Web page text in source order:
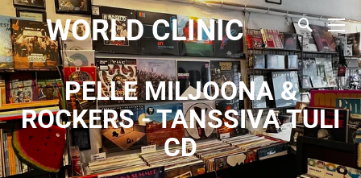
WORLD CLINIC
PELLE MILJOONA &
ROCKERS - TANSSIVA TULI
CD